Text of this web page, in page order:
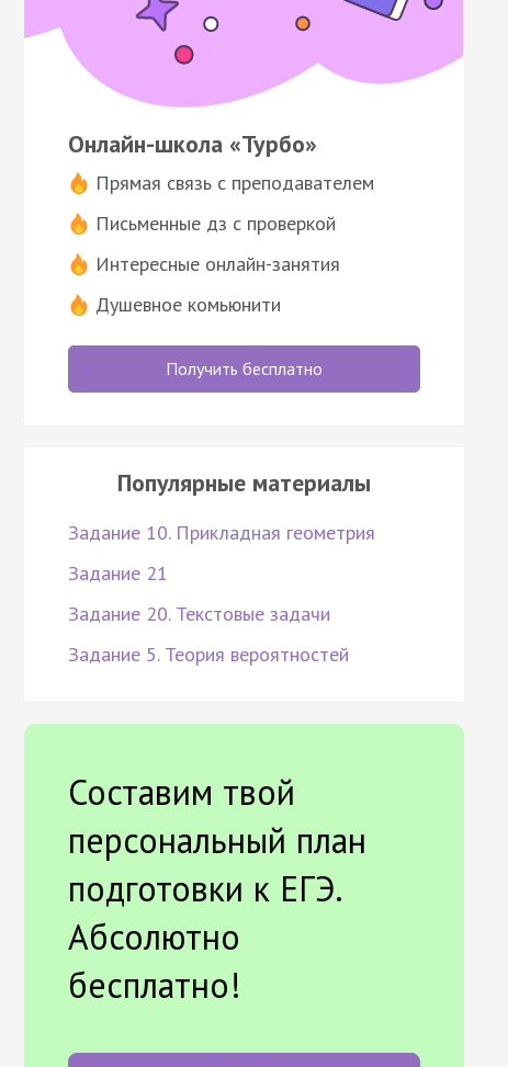
Онлайн-школа «Турбо»
Прямая связь с преподавателем
Письменные дз с проверкой
Интересные онлайн-занятия
Душевное комьюнити
Получить бесплатно
Популярные материалы
Задание 10. Прикладная геометрия
Задание 21
Задание 20. Текстовые задачи
Задание 5. Теория вероятностей
Составим твой
персональный план
подготовки к ЕГЭ.
Абсолютно
бесплатно!